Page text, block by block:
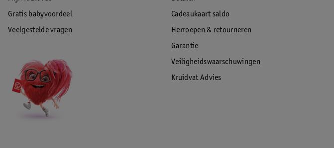
Gratis babyvoordeel
Veelgestelde vragen
Cadeaukaart saldo
Herroepen & retourneren
Garantie
Veiligheidswaarschuwingen
Kruidvat Advies